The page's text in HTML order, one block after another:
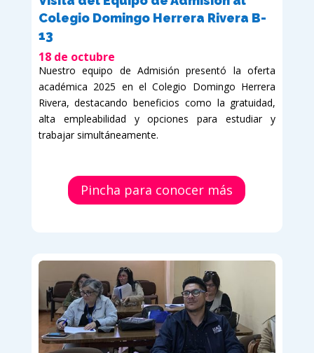
Colegio Domingo Herrera Rivera B-
13
18 de octubre
Nuestro equipo de Admisión presentó la oferta
académica 2025 en el Colegio Domingo Herrera
Rivera, destacando beneficios como la gratuidad,
alta empleabilidad y opciones para estudiar y
trabajar simultáneamente.
Pincha para conocer más